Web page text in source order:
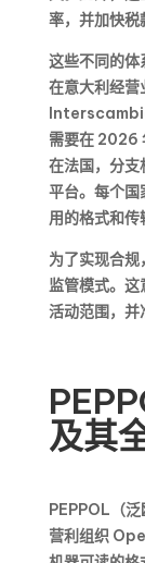
率，并加快税
这些不同的体
在意大利经
需要在 2026
在法国，分
平台。每个国
用的格式和传
为了实现合
监管模式。这
活动范围，并
及其
PEPPOL（
营利组织